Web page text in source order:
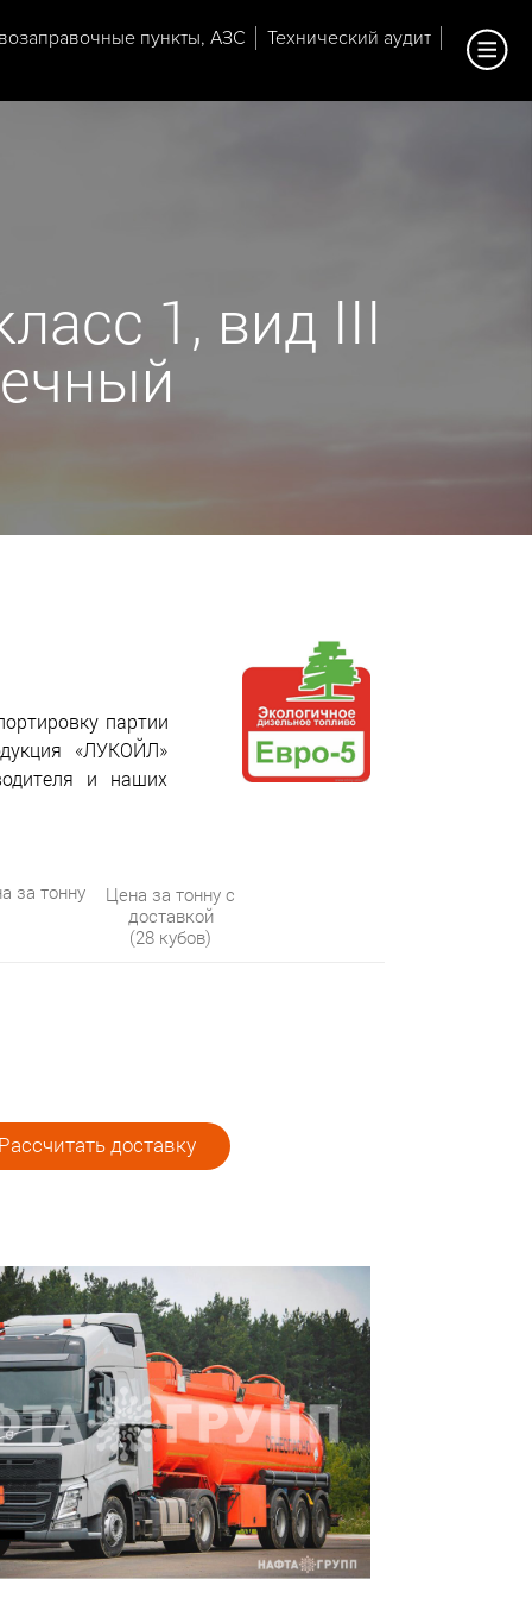
пункты, АЗС
Технический аудит
1, вид III
партии
«ЛУКОЙЛ»
и наших
за тонну
Цена за тонну с
доставкой
(28 кубов)
Рассчитать доставку